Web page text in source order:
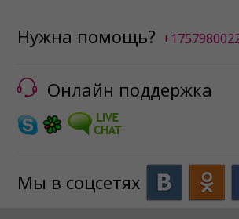
Нужна помощь?
Онлайн поддержка
Мы в соцсетях